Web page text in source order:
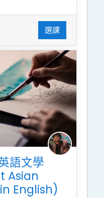
選課
語文學
Asian
English)